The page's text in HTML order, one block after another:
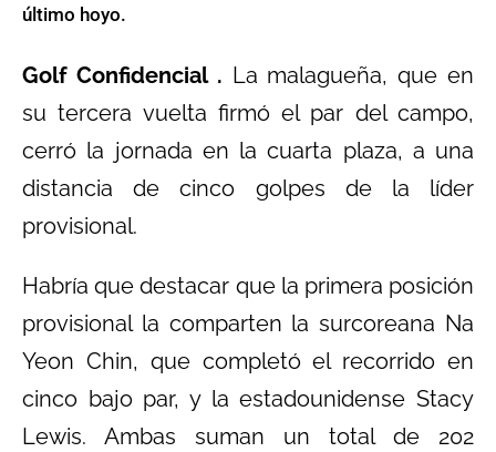
último hoyo.
Golf Confidencial . La malagueña, que en
su tercera vuelta firmó el par del campo,
cerró la jornada en la cuarta plaza, a una
distancia de cinco golpes de la líder
provisional.
Habría que destacar que la primera posición
provisional la comparten la surcoreana Na
Yeon Chin, que completó el recorrido en
cinco bajo par, y la estadounidense Stacy
Lewis. Ambas suman un total de 202